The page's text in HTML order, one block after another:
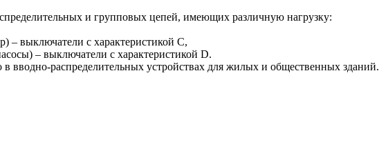
и групповых цепей, имеющих различную нагрузку:
– выключатели с характеристикой C,
– выключатели с характеристикой D.
распределительных устройствах для жилых и общественных зданий.